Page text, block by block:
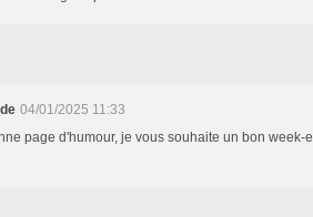
04/01/2025 11:33
page d'humour, je vous souhaite un bon week-